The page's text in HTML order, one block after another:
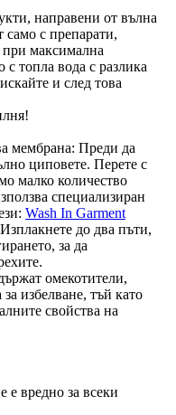
направени от вълна
само с препарати,
при максимална
с топла вода с разлика
и след това
мембрана: Преди да
циповете. Перете с
малко количество
специализиран
Wash In Garment
до два пъти,
за да
омекотители,
избелване, тъй като
свойства на
е вредно за всеки